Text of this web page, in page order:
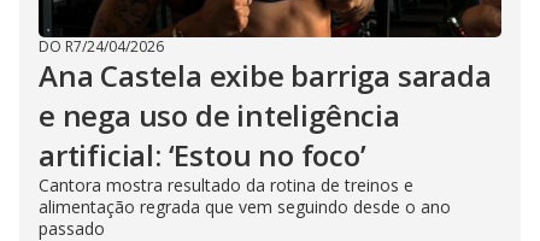
DO R7/24/04/2026
Ana Castela exibe barriga sarada
e nega uso de inteligência
artificial: ‘Estou no foco’
Cantora mostra resultado da rotina de treinos e
alimentação regrada que vem seguindo desde o ano
passado